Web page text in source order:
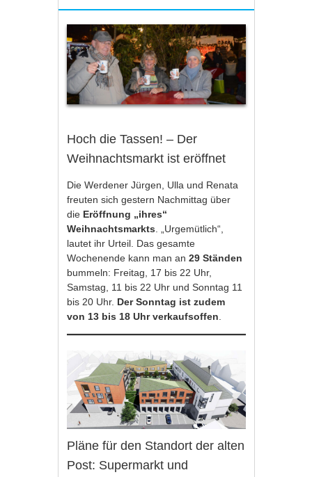
Hoch die Tassen! – Der
Weihnachtsmarkt ist eröffnet
Die Werdener Jürgen, Ulla und Renata
freuten sich gestern Nachmittag über
die Eröffnung „ihres“
Weihnachtsmarkts . „Urgemütlich“,
lautet ihr Urteil. Das gesamte
Wochenende kann man an29 Ständen
bummeln: Freitag, 17 bis 22 Uhr,
Samstag, 11 bis 22 Uhr und Sonntag 11
bis 20 Uhr. Der Sonntag ist zudem
von 13 bis 18 Uhr verkaufsoffen
Pläne für den Standort der alten
Post: Supermarkt und